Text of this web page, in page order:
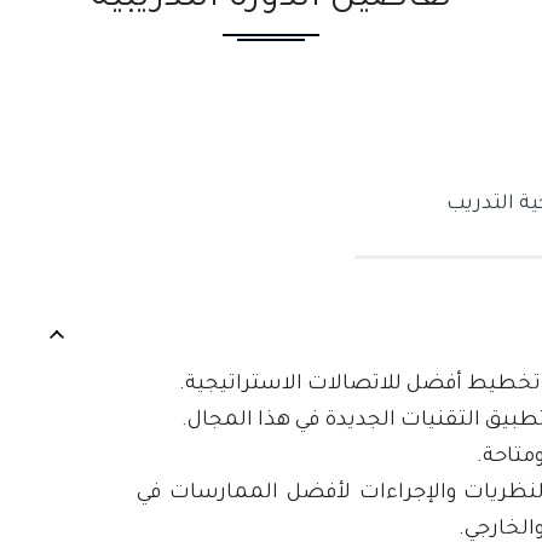
التدريب
أفضل للاتصالات الاستراتيجية.
التقنيات الجديدة في هذا المجال.‏‏
والإجراءات لأفضل الممارسات في